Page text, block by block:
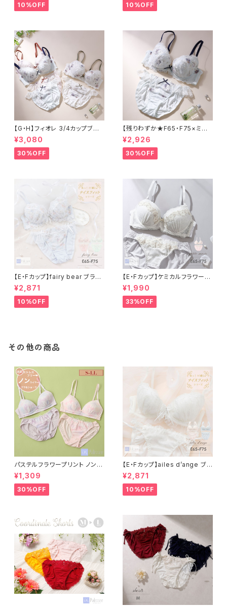
10%OFF 10%OFF
【G・H】フィオレ 3/4カップブラ＆
ショーツセット
¥3,080
30%OFF
【残りわずか★F65・F75×ミン
ト】フィオレ 3/4カップブラ＆ショ
ーツセット
¥2,926
30%OFF
【E・Fカップ】fairy bear ブラ＆
ショーツ
¥2,871
10%OFF
【E・Fカップ】ケミカルフラワーブ
ラ＆ショーツ
¥1,990
33%OFF
その他の商品
パステルフラワープリント ノンワ
イヤーブラ＆ショーツ
¥1,309
30%OFF
【E・Fカップ】ailes d’ange ブラ
＆ショーツ
¥2,871
10%OFF